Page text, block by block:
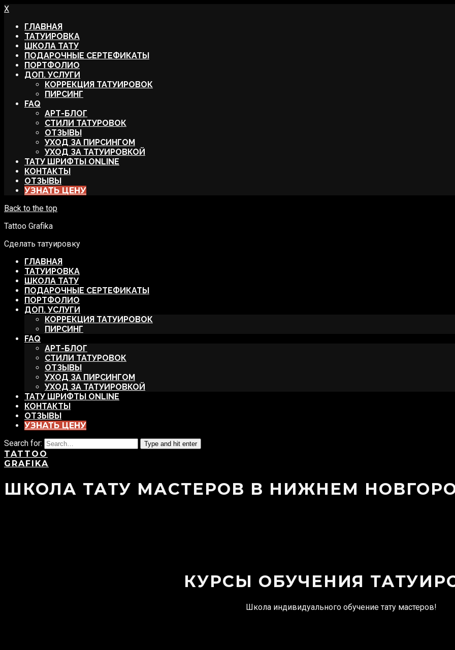
X
ГЛАВНАЯ
ТАТУИРОВКА
ШКОЛА ТАТУ
ПОДАРОЧНЫЕ СЕРТЕФИКАТЫ
ПОРТФОЛИО
ДОП. УСЛУГИ
КОРРЕКЦИЯ ТАТУИРОВОК
ПИРСИНГ
FAQ
АРТ-БЛОГ
СТИЛИ ТАТУРОВОК
ОТЗЫВЫ
УХОД ЗА ПИРСИНГОМ
УХОД ЗА ТАТУИРОВКОЙ
ТАТУ ШРИФТЫ ONLINE
КОНТАКТЫ
ОТЗЫВЫ
УЗНАТЬ ЦЕНУ
Back to the top
Tattoo Grafika
Сделать татуировку
ГЛАВНАЯ
ТАТУИРОВКА
ШКОЛА ТАТУ
ПОДАРОЧНЫЕ СЕРТЕФИКАТЫ
ПОРТФОЛИО
ДОП. УСЛУГИ
КОРРЕКЦИЯ ТАТУИРОВОК
ПИРСИНГ
FAQ
АРТ-БЛОГ
СТИЛИ ТАТУРОВОК
ОТЗЫВЫ
УХОД ЗА ПИРСИНГОМ
УХОД ЗА ТАТУИРОВКОЙ
ТАТУ ШРИФТЫ ONLINE
КОНТАКТЫ
ОТЗЫВЫ
УЗНАТЬ ЦЕНУ
Search for:
Type and hit enter
TATTOO
GRAFIKA
ШКОЛА ТАТУ МАСТЕРОВ В НИЖНЕМ
КУРСЫ ОБУЧЕНИЯ
Школа индивидуального обучение тату мастеров!